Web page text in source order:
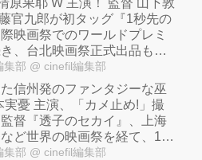
原果耶 W 主演！ 監督 山下敦
官九郎が初タッグ『1秒先の
映画祭でのワールドプレミ
、台北映画祭正式出品も決
集部 @ cinefil編集部
信州発のファンタジーな巫
実憂 主演、「カメ止め!」撮
督『透子のセカイ』、上海
ど世界の映画祭を経て、10
公開決定！
集部 @ cinefil編集部